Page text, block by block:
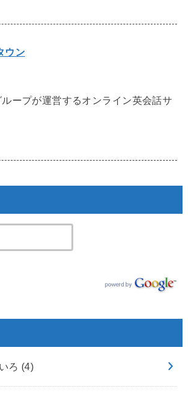
ウン
ープが運営するオンライン英会話サ
ろ (4)